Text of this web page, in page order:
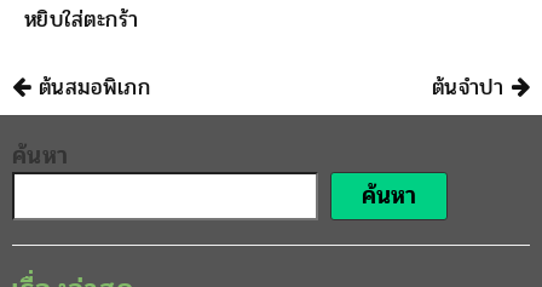
หยิบใส่ตะกร้า
นำทาง
ต้นสมอพิเภก ต้นจำปา
ค้นหา
ค้นหา